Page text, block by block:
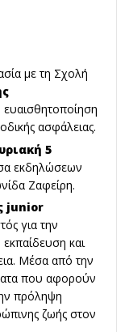
με τη Σχολή
ασφάλειας.
5
εκδηλώσεων
Ζαφείρη.
junior
για την
και
Μέσα από την
που αφορούν
πρόληψη
ζωής στον